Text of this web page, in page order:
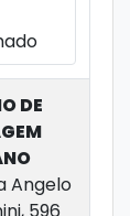
DE
Angelo